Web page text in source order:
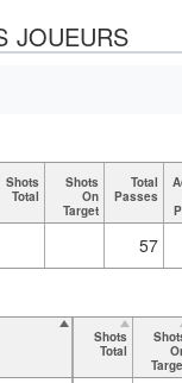
JOUEURS
Shots
Total
Shots
On
Target
Total
Passes
57
Shots
Total